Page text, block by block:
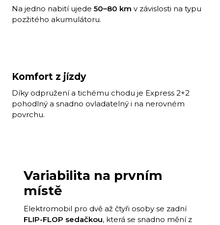
Na jedno nabití ujede 50–80 km v závislosti na typu
pozžitého akumulátoru.
Komfort z jízdy
Díky odpružení a tichému chodu je Express 2+2
pohodlný a snadno ovladatelný i na nerovném
povrchu.
Variabilita na prvním
místě
Elektromobil pro dvě až čtyři osoby se zadní
FLIP-FLOP sedačkou, která se snadno mění z